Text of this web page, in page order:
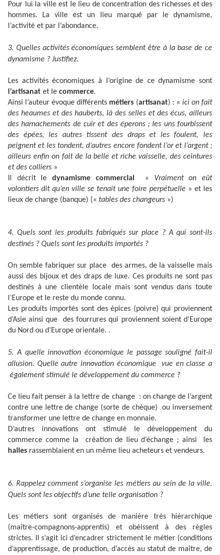
Pour lui la ville est le lieu de concentration des richesses et des
hommes. La ville est un lieu marqué par le dynamisme,
l’activité et par l’abondance.
3. Quelles activités économiques semblent être à la base de ce
dynamisme ? Justifiez.
Les activités économiques à l’origine de ce dynamisme sont
l’artisanat et le commerce.
Ainsi l’auteur évoque différents métiers (artisanat) : « ici on fait
des heaumes et des hauberts, là des selles et des écus, ailleurs
des harnachements de cuir et des éperons ; les uns fourbissent
des épées, les autres tissent des draps et les foulent, les
peignent et les tondent, d’autres encore fondent l’or et l’argent ;
ailleurs enfin on fait de la belle et riche vaisselle, des ceintures
et des colliers »
Il décrit le dynamisme commercial « Vraiment on eût
volontiers dit qu’en ville se tenait une foire perpétuelle » et les
lieux de change (banque) (« tables des changeurs »)
4. Quels sont les produits fabriqués sur place ? A qui sont-ils
destinés ? Quels sont les produits importés ?
On semble fabriquer sur place des armes, de la vaisselle mais
aussi des bijoux et des draps de luxe. Ces produits ne sont pas
destinés à une clientèle locale mais sont vendus dans toute
l’Europe et le reste du monde connu.
Les produits importés sont des épices (poivre) qui proviennent
d’Asie ainsi que des fourrures qui proviennent soient d’Europe
du Nord ou d’Europe orientale. .
5. A quelle innovation économique le passage souligné fait-il
allusion. Quelle autre innovation économique vue en classe a
également stimulé le développement du commerce ?
Ce lieu fait penser à la lettre de change : on change de l’argent
contre une lettre de change (sorte de chèque) ou inversement
transformer une lettre de change en monnaie.
D’autres innovations ont stimulé le développement du
commerce comme la création de lieu d’échange ; ainsi les
halles rassemblaient en un même lieu acheteurs et vendeurs.
6. Rappelez comment s’organise les métiers au sein de la ville.
Quels sont les objectifs d’une telle organisation ?
Les métiers sont organisés de manière très hiérarchique
(maître-compagnons-apprentis) et obéissent à des règles
strictes. Il s’agit ici d’encadrer strictement le métier (conditions
d’apprentissage, de production, d’accès au statut de maître, de